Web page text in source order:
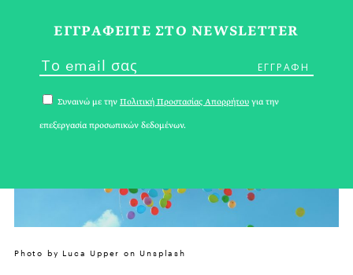
Photo by Luca Upper on Unsplash
ΕΓΓPΑΦΕΙΤΕ ΣΤΟ NEWSLETTER
Συναινώ με την Πολιτική Προστασίας Απορρήτου για την
επεξεργασία προσωπικών δεδομένων.